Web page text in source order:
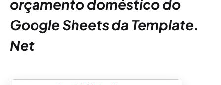
orçamento doméstico do
Google Sheets da Template.
Net